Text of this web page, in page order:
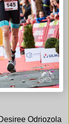
Odriozola